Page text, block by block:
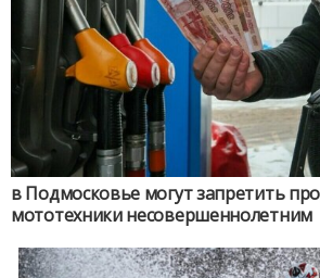
в Подмосковье могут запретить
мототехники несовершеннолетним